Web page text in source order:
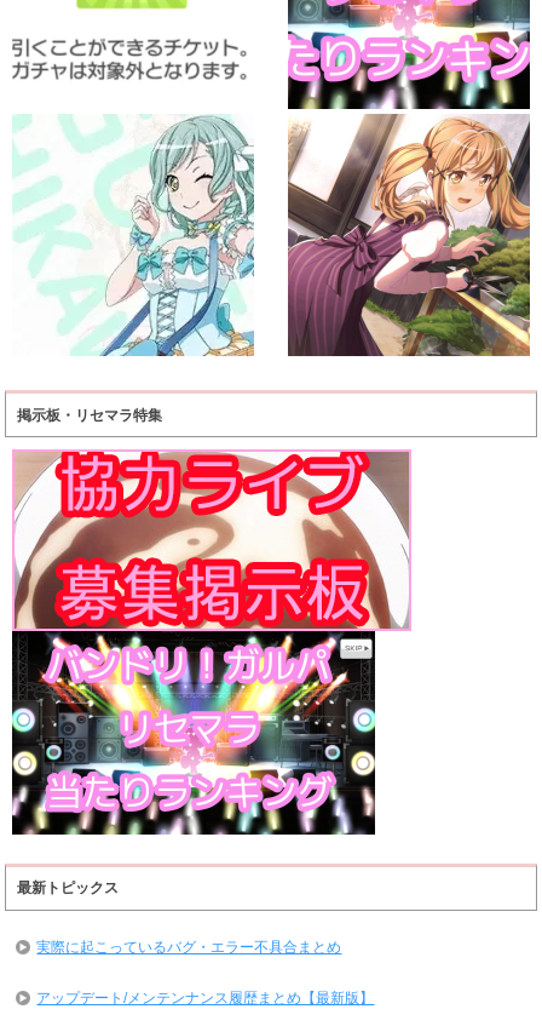
掲示板・リセマラ特集
最新トピックス
実際に起こっているバグ・エラー不具合まとめ
アップデート/メンテンナンス履歴まとめ【最新版】